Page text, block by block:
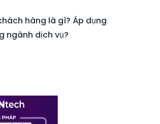
hàng là gì? Áp dụng
ngành dịch vụ?